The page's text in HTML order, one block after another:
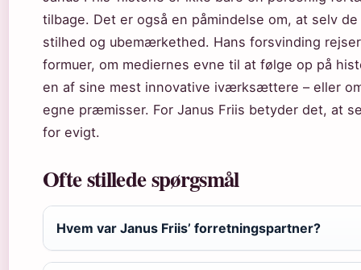
tilbage. Det er også en påmindelse om, at selv
stilhed og ubemærkethed. Hans forsvinding
formuer, om mediernes evne til at følge op på
en af sine mest innovative iværksættere – eller
egne præmisser. For Janus Friis betyder det, at
for evigt.
Ofte stillede spørgsmål
Hvem var Janus Friis’ forretningspartner?